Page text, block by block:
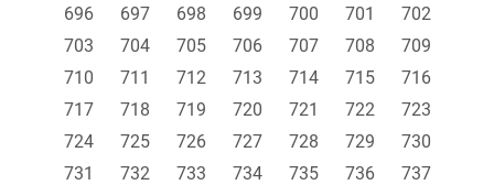
696
697 698 699 700 701
702
703
704 705 706 707 708
709
710
711 712 713 714 715
716
717
718 719 720 721 722
723
724
725 726 727 728 729
730
731
732 733 734 735 736
737